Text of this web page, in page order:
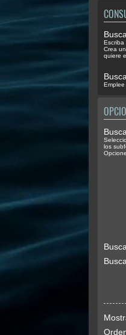
Escriba
Crea
quiere
Emplee
los